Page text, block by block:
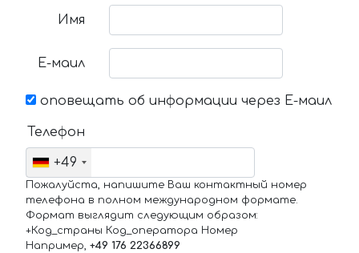
Имя
Е-маил
оповещать об информации через Е-маил
Телефон
+49
Пожалуйста, напишите Ваш контактный номер
телефона в полном международном формате.
Формат выглядит следующим образом:
+Код_страны Код_оператора Номер
Например, +49 176 22366899